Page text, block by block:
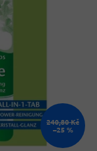
240,80 Kč
–25 %